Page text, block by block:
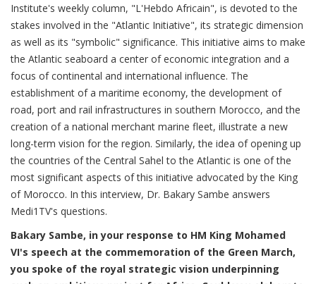
Institute's weekly column, "L'Hebdo Africain", is devoted to the
stakes involved in the "Atlantic Initiative", its strategic dimension
as well as its "symbolic" significance. This initiative aims to make
the Atlantic seaboard a center of economic integration and a
focus of continental and international influence. The
establishment of a maritime economy, the development of
road, port and rail infrastructures in southern Morocco, and the
creation of a national merchant marine fleet, illustrate a new
long-term vision for the region. Similarly, the idea of opening up
the countries of the Central Sahel to the Atlantic is one of the
most significant aspects of this initiative advocated by the King
of Morocco. In this interview, Dr. Bakary Sambe answers
Medi1TV's questions.
Bakary Sambe, in your response to HM King Mohamed
VI's speech at the commemoration of the Green March,
you spoke of the royal strategic vision underpinning